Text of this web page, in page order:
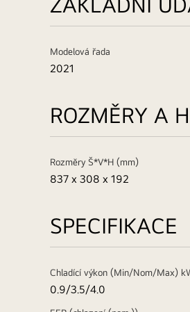
Modelová řada
2021
ROZMĚRY A
Rozměry Š*V*H (mm)
837 x 308 x 192
SPECIFIKACE
Chladící výkon (Min/Nom/Max)
0.9/3.5/4.0